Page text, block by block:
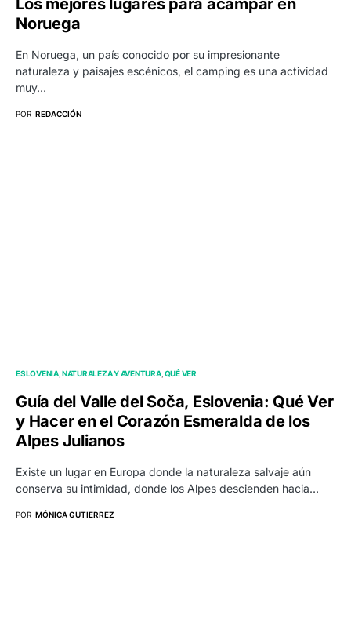
Los mejores lugares para acampar en
Noruega
En Noruega, un país conocido por su impresionante
naturaleza y paisajes escénicos, el camping es una actividad
muy…
POR REDACCIÓN
ESLOVENIA NATURALEZA Y AVENTURA QUÉ VER
Guía del Valle del Soča, Eslovenia: Qué Ver
y Hacer en el Corazón Esmeralda de los
Alpes Julianos
Existe un lugar en Europa donde la naturaleza salvaje aún
conserva su intimidad, donde los Alpes descienden hacia…
POR MÓNICA GUTIERREZ